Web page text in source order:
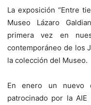
La exposición “Entre
Museo Lázaro
primera vez en
contemporáneo de los
la colección del Museo.
En enero un nuevo
patrocinado por la